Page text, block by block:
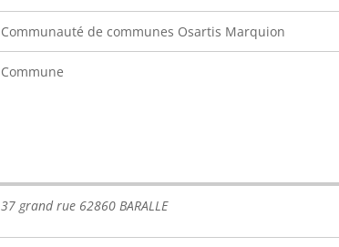
Communauté de communes Osartis Marquion
Commune
37 grand rue 62860 BARALLE